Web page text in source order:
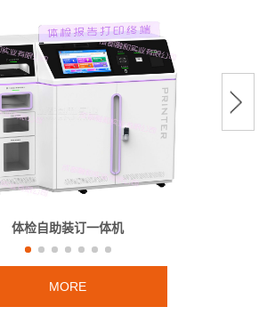
体检自助装订一体机
MORE